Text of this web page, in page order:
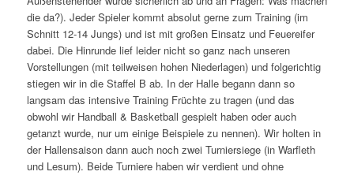
die da?). Jeder Spieler kommt absolut gerne zum Training (im
Schnitt 12-14 Jungs) und ist mit großen Einsatz und Feuereifer
dabei. Die Hinrunde lief leider nicht so ganz nach unseren
Vorstellungen (mit teilweisen hohen Niederlagen) und folgerichtig
stiegen wir in die Staffel B ab. In der Halle begann dann so
langsam das intensive Training Früchte zu tragen (und das
obwohl wir Handball & Basketball gespielt haben oder auch
getanzt wurde, nur um einige Beispiele zu nennen). Wir holten in
der Hallensaison dann auch noch zwei Turniersiege (in Warfleth
und Lesum). Beide Turniere haben wir verdient und ohne